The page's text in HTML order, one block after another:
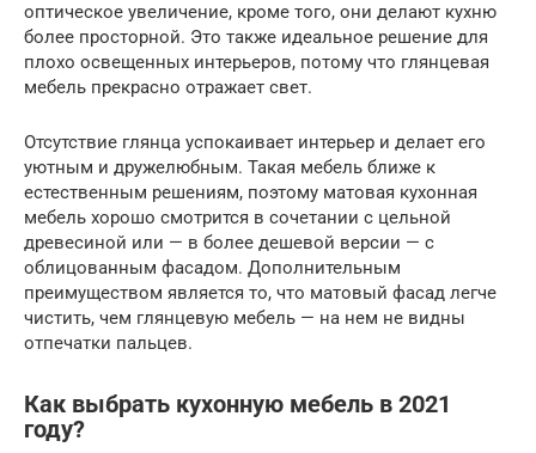
оптическое увеличение, кроме того, они делают кухню
более просторной. Это также идеальное решение для
плохо освещенных интерьеров, потому что глянцевая
мебель прекрасно отражает свет.
Отсутствие глянца успокаивает интерьер и делает его
уютным и дружелюбным. Такая мебель ближе к
естественным решениям, поэтому матовая кухонная
мебель хорошо смотрится в сочетании с цельной
древесиной или — в более дешевой версии — с
облицованным фасадом. Дополнительным
преимуществом является то, что матовый фасад легче
чистить, чем глянцевую мебель — на нем не видны
отпечатки пальцев.
Как выбрать кухонную мебель в 2021
году?